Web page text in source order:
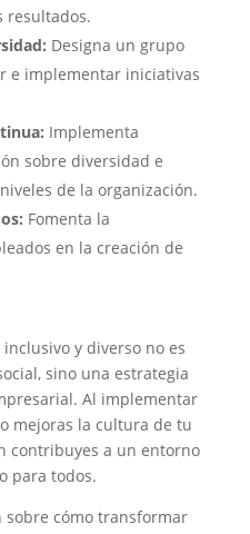
resultados.
Designa un grupo
e implementar iniciativas
Implementa
sobre diversidad e
de la organización.
Fomenta la
en la creación de
y diverso no es
sino una estrategia
Al implementar
mejoras la cultura de tu
contribuyes a un entorno
para todos.
sobre cómo transformar